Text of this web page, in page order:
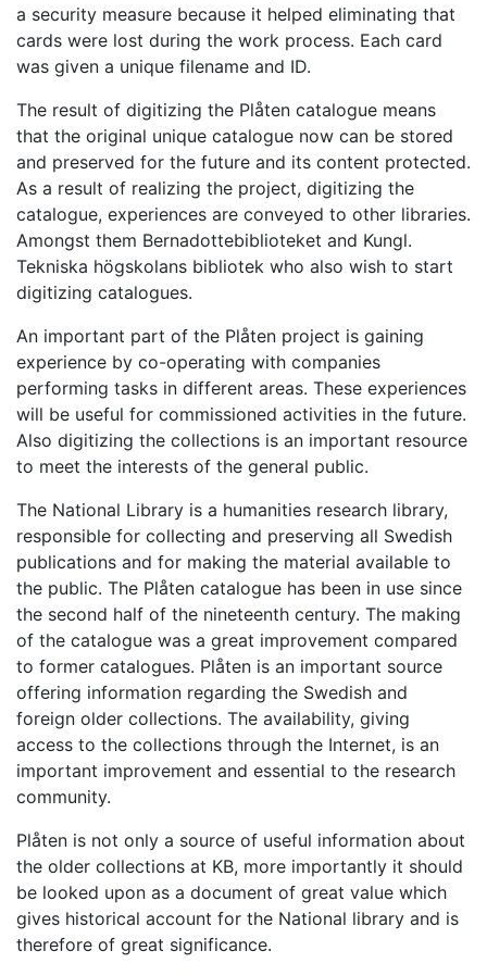
a security measure because it helped eliminating that
cards were lost during the work process. Each card
was given a unique filename and ID.
The result of digitizing the Plåten catalogue means
that the original unique catalogue now can be stored
and preserved for the future and its content protected.
As a result of realizing the project, digitizing the
catalogue, experiences are conveyed to other libraries.
Amongst them Bernadottebiblioteket and Kungl.
Tekniska högskolans bibliotek who also wish to start
digitizing catalogues.
An important part of the Plåten project is gaining
experience by co-operating with companies
performing tasks in different areas. These experiences
will be useful for commissioned activities in the future.
Also digitizing the collections is an important resource
to meet the interests of the general public.
The National Library is a humanities research library,
responsible for collecting and preserving all Swedish
publications and for making the material available to
the public. The Plåten catalogue has been in use since
the second half of the nineteenth century. The making
of the catalogue was a great improvement compared
to former catalogues. Plåten is an important source
offering information regarding the Swedish and
foreign older collections. The availability, giving
access to the collections through the Internet, is an
important improvement and essential to the research
community.
Plåten is not only a source of useful information about
the older collections at KB, more importantly it should
be looked upon as a document of great value which
gives historical account for the National library and is
therefore of great significance.